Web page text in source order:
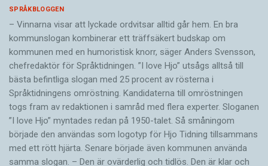
SPRÅKBLOGGEN
– Vinnarna visar att lyckade ordvitsar alltid går hem. En bra
kommunslogan kombinerar ett träffsäkert budskap om
kommunen med en humoristisk knorr, säger Anders Svensson,
chefredaktör för Språktidningen. ”I love Hjo” utsågs alltså till
bästa befintliga slogan med 25 procent av rösterna i
Språktidningens omröstning. Kandidaterna till omröstningen
togs fram av redaktionen i samråd med flera experter. Sloganen
”I love Hjo” myntades redan på 1950-talet. Så småningom
började den användas som logotyp för Hjo Tidning tillsammans
med ett rött hjärta. Senare började även kommunen använda
samma slogan. – Den är ovärderlig och tidlös. Den är klar och